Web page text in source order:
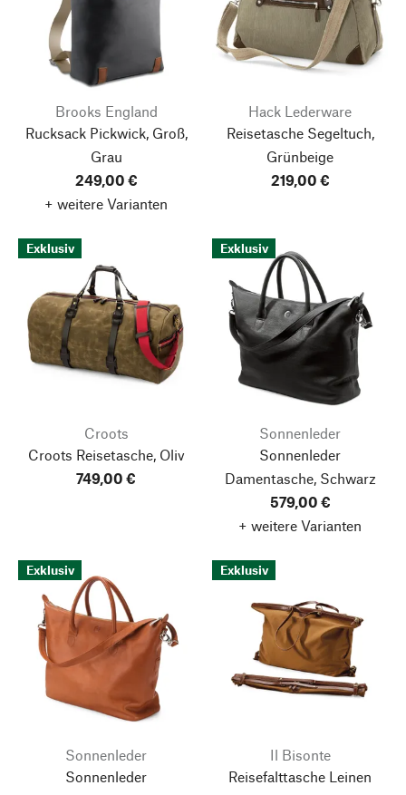
Brooks England
Rucksack Pickwick, Groß,
Grau
249,00 €
+ weitere Varianten
Hack Lederware
Reisetasche Segeltuch,
Grünbeige
219,00 €
Exklusiv
Croots
Croots Reisetasche, Oliv
749,00 €
Exklusiv
Sonnenleder
Sonnenleder
Damentasche, Schwarz
579,00 €
+ weitere Varianten
Exklusiv
Sonnenleder
Sonnenleder
Exklusiv
Il Bisonte
Reisefalttasche Leinen